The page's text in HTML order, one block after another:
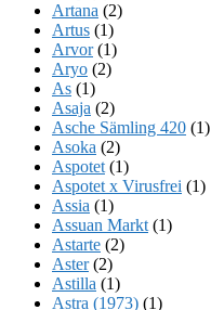
Artana (2)
Artus (1)
Arvor(1)
Aryo (2)
As (1)
Asaja (2)
Asche Sämling 420 (1)
Asoka (2)
Aspotet (1)
Aspotet x Virusfrei (1)
Assia (1)
Assuan Markt (1)
Astarte (2)
Aster(2)
Astilla (1)
Astra (1973) (1)